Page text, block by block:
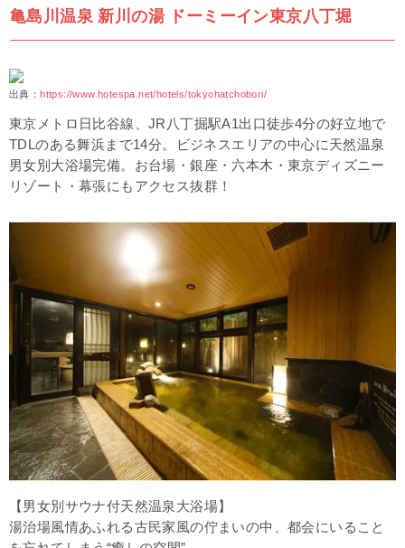
亀島川温泉 新川の湯 ドーミーイン東京八丁堀
出典： https://www.hotespa.net/hotels/tokyohatchobori/
東京メトロ日比谷線、JR八丁掘駅A1出口徒歩4分の好立地で
TDLのある舞浜まで14分。ビジネスエリアの中心に天然温泉
男女別大浴場完備。お台場・銀座・六本木・東京ディズニー
リゾート・幕張にもアクセス抜群！
【男女別サウナ付天然温泉大浴場】
湯治場風情あふれる古民家風の佇まいの中、都会にいること